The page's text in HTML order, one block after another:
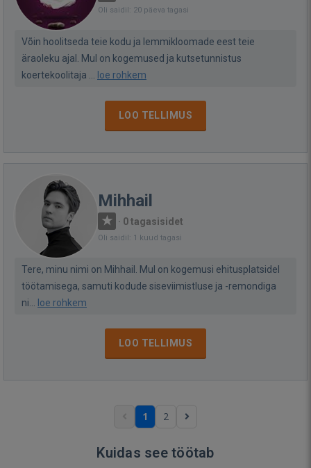
Oli saidil: 20 päeva tagasi
Võin hoolitseda teie kodu ja lemmikloomade eest teie
äraoleku ajal. Mul on kogemused ja kutsetunnistus
koertekoolitaja ...
loe rohkem
LOO TELLIMUS
Mihhail
· 0 tagasisidet
Oli saidil: 1 kuud tagasi
Tere, minu nimi on Mihhail. Mul on kogemusi ehitusplatsidel
töötamisega, samuti kodude siseviimistluse ja -remondiga
ni...
loe rohkem
LOO TELLIMUS
1 2
Kuidas see töötab